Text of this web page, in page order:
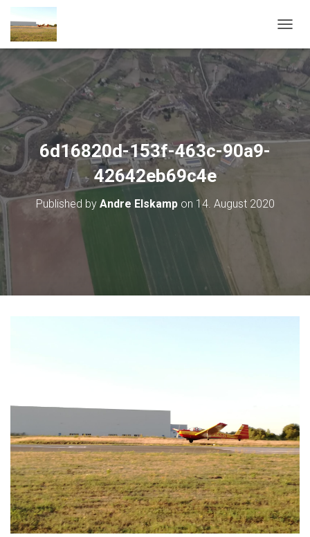
O
G
L
N
V
6d16820d-153f-463c-90a9-
42642eb69c4e
Published by Andre Elskampon 14. August 2020